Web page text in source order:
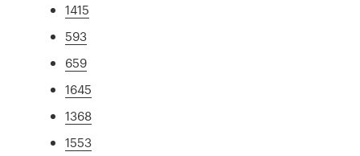
1415
593
659
1645
1368
1553